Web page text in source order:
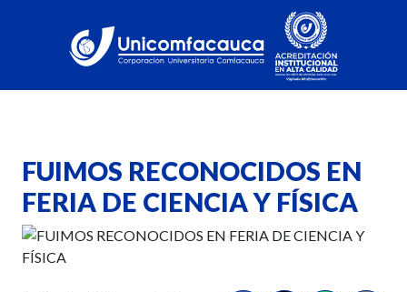
FUIMOS RECONOCIDOS EN
FERIA DE CIENCIA Y FÍSICA